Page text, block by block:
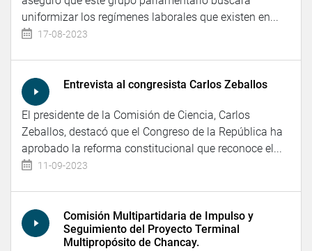
uniformizar los regímenes laborales que existen en...
17-08-2023
Entrevista al congresista Carlos Zeballos
El presidente de la Comisión de Ciencia, Carlos
Zeballos, destacó que el Congreso de la República ha
aprobado la reforma constitucional que reconoce el...
11-09-2023
Comisión Multipartidaria de Impulso y
Seguimiento del Proyecto Terminal
Multipropósito de Chancay.